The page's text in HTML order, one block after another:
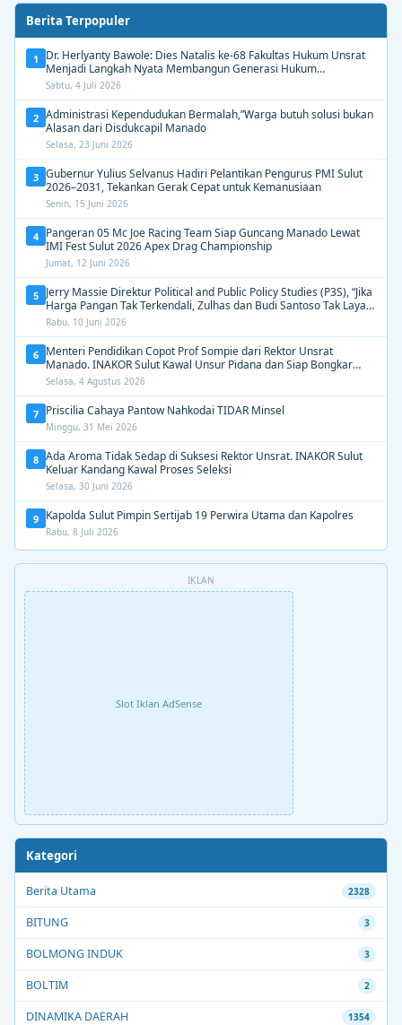
Berita Terpopuler
1
Dr. Herlyanty Bawole: Dies Natalis ke-68 Fakultas Hukum Unsrat
Menjadi Langkah Nyata Membangun Generasi Hukum
Berdampak
Sabtu, 4 Juli 2026
2 Administrasi Kependudukan Bermalah,”Warga butuh solusi bukan
Alasan dari Disdukcapil Manado
Selasa, 23 Juni 2026
3 Gubernur Yulius Selvanus Hadiri Pelantikan Pengurus PMI Sulut
2026–2031, Tekankan Gerak Cepat untuk Kemanusiaan
Senin, 15 Juni 2026
4 Pangeran 05 Mc Joe Racing Team Siap Guncang Manado Lewat
IMI Fest Sulut 2026 Apex Drag Championship
Jumat, 12 Juni 2026
5 Jerry Massie Direktur Political and Public Policy Studies (P3S), “Jika
Harga Pangan Tak Terkendali, Zulhas dan Budi Santoso Tak Layak
Dipertahankan”
Rabu, 10 Juni 2026
6 Menteri Pendidikan Copot Prof Sompie dari Rektor Unsrat
Manado. INAKOR Sulut Kawal Unsur Pidana dan Siap Bongkar
Aroma Busuk di Suksesi Rektor
Selasa, 4 Agustus 2026
7 Priscilia Cahaya Pantow Nahkodai TIDAR Minsel
Minggu, 31 Mei 2026
8 Ada Aroma Tidak Sedap di Suksesi Rektor Unsrat. INAKOR Sulut
Keluar Kandang Kawal Proses Seleksi
Selasa, 30 Juni 2026
9 Kapolda Sulut Pimpin Sertijab 19 Perwira Utama dan Kapolres
Rabu, 8 Juli 2026
IKLAN
Slot Iklan AdSense
Kategori
Berita Utama 2328
BITUNG 3
BOLMONG INDUK 3
BOLTIM 2
DINAMIKA DAERAH 1354